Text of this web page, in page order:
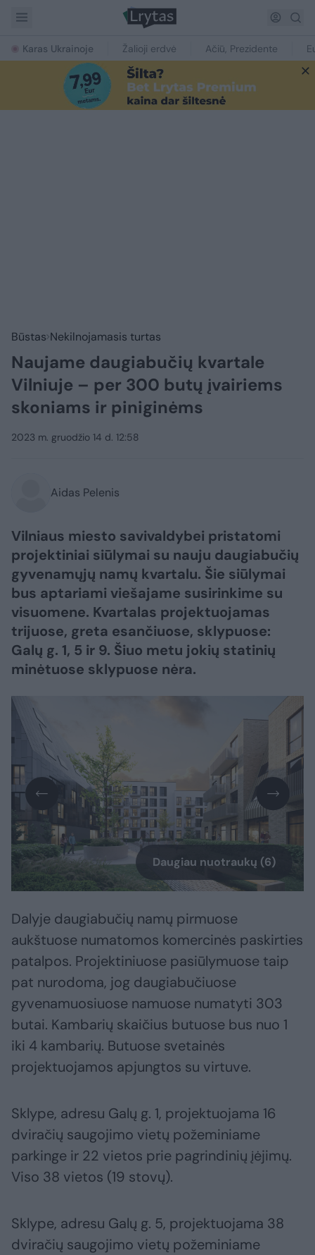
Karas Ukrainoje Žalioji erdvė Ačiū, Prezidente
Būstas Nekilnojamasis turtas
Naujame daugiabučių kvartale
Vilniuje – per 300 butų įvairiems
skoniams ir piniginėms
2023 m. gruodžio 14 d. 12:58
Aidas Pelenis
Vilniaus miesto savivaldybei pristatomi
projektiniai siūlymai su nauju daugiabučių
gyvenamųjų namų kvartalu. Šie siūlymai
bus aptariami viešajame susirinkime su
visuomene. Kvartalas projektuojamas
trijuose, greta esančiuose, sklypuose:
Galų g. 1, 5 ir 9. Šiuo metu jokių statinių
minėtuose sklypuose nėra.
Daugiau nuotraukų (6)
Dalyje daugiabučių namų pirmuose
aukštuose numatomos komercinės paskirties
patalpos. Projektiniuose pasiūlymuose taip
pat nurodoma, jog daugiabučiuose
gyvenamuosiuose namuose numatyti 303
butai. Kambarių skaičius butuose bus nuo 1
iki 4 kambarių. Butuose svetainės
projektuojamos apjungtos su virtuve.
Sklype, adresu Galų g. 1, projektuojama 16
dviračių saugojimo vietų požeminiame
parkinge ir 22 vietos prie pagrindinių įėjimų.
Viso 38 vietos (19 stovų).
Sklype, adresu Galų g. 5, projektuojama 38
dviračių saugojimo vietų požeminiame